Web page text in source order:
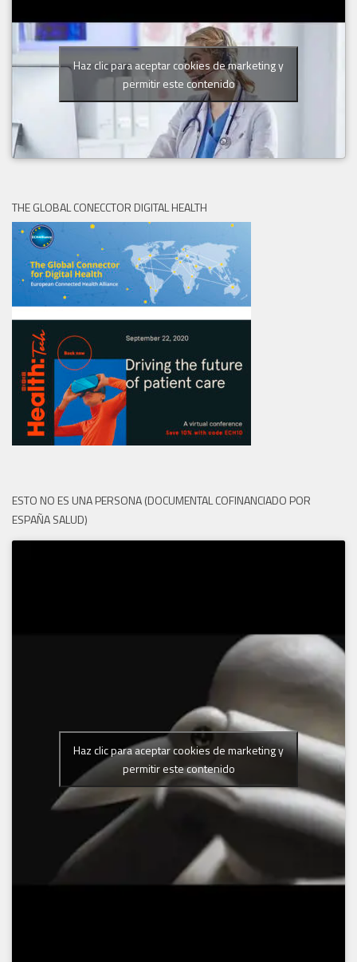
Haz clic para aceptar cookies de marketing y
permitir este contenido
THE GLOBAL CONECCTOR DIGITAL HEALTH
ESTO NO ES UNA PERSONA (DOCUMENTAL COFINANCIADO POR
ESPAÑA SALUD)
Haz clic para aceptar cookies de marketing y
permitir este contenido